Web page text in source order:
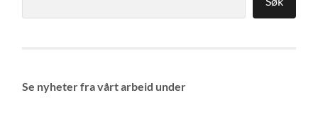
Se nyheter fra vårt arbeid under